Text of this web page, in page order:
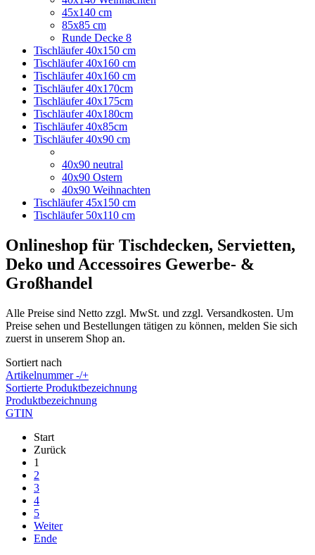
45x140 cm
85x85 cm
Runde Decke 8
Tischläufer 40x150 cm
Tischläufer 40x160 cm
Tischläufer 40x160 cm
Tischläufer 40x170cm
Tischläufer 40x175cm
Tischläufer 40x180cm
Tischläufer 40x85cm
Tischläufer 40x90 cm
40x90 neutral
40x90 Ostern
40x90 Weihnachten
Tischläufer 45x150 cm
Tischläufer 50x110 cm
Onlineshop für Tischdecken, Servietten,
Deko und Accessoires Gewerbe- &
Großhandel
Alle Preise sind Netto zzgl. MwSt. und zzgl. Versandkosten. Um
Preise sehen und Bestellungen tätigen zu können, melden Sie sich
zuerst in unserem Shop an.
Sortiert nach
Artikelnummer -/+
Sortierte Produktbezeichnung
Produktbezeichnung
GTIN
Start
Zurück
1
2
3
4
5
Weiter
Ende